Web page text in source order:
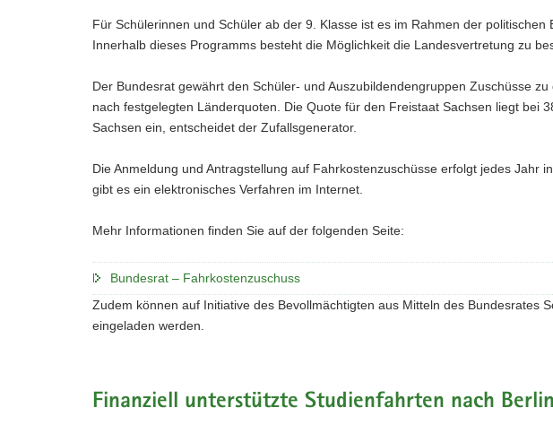
Für Schülerinnen und Schüler ab der 9. Klasse ist es im Rahmen der
Innerhalb dieses Programms besteht die Möglichkeit die Landesvertretung zu
Der Bundesrat gewährt den Schüler- und Auszubildendengruppen Zuschüsse
nach festgelegten Länderquoten. Die Quote für den Freistaat Sachsen liegt bei
Sachsen ein, entscheidet der Zufallsgenerator.
Die Anmeldung und Antragstellung auf Fahrkostenzuschüsse erfolgt jedes Jahr
gibt es ein elektronisches Verfahren im Internet.
Mehr Informationen finden Sie auf der folgenden Seite:
Bundesrat – Fahrkostenzuschuss
Zudem können auf Initiative des Bevollmächtigten aus Mitteln des Bundesrates
eingeladen werden.
Finanziell unterstützte Studienfahrten nach